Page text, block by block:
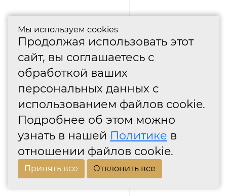
Мы используем cookies
Продолжая использовать этот
сайт, вы соглашаетесь с
обработкой ваших
персональных данных с
использованием файлов cookie.
Подробнее об этом можно
узнать в нашей Политике в
отношении файлов cookie.
Принять все Отклонить все